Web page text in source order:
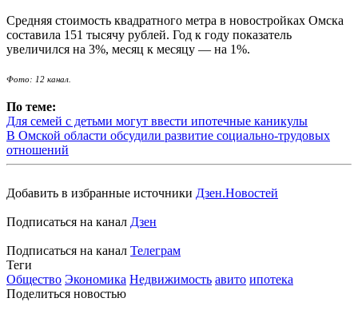
Средняя стоимость квадратного метра в новостройках Омска
составила 151 тысячу рублей. Год к году показатель
увеличился на 3%, месяц к месяцу — на 1%.
Фото: 12 канал.
По теме:
Для семей с детьми могут ввести ипотечные каникулы
В Омской области обсудили развитие социально-трудовых
отношений
Добавить в избранные источники Дзен.Новостей
Подписаться на канал Дзен
Подписаться на канал Телеграм
Теги
Общество Экономика Недвижимость авито ипотека
Поделиться новостью